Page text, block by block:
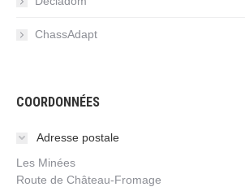
ChassAdapt
COORDONNÉES
Adresse postale
Les Minées
Route de Château-Fromage